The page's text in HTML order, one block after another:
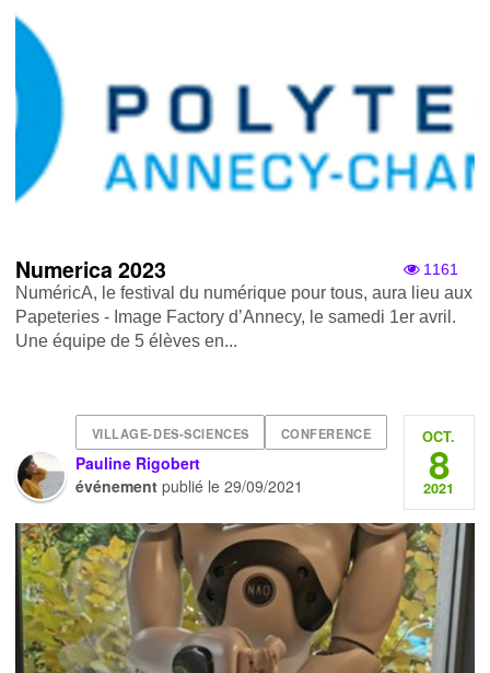
1161
Numerica 2023
NuméricA, le festival du numérique pour tous, aura lieu aux
Papeteries - Image Factory d’Annecy, le samedi 1er avril.
Une équipe de 5 élèves en...
VILLAGE-DES-SCIENCES CONFERENCE
Pauline Rigobert
événement publié le29/09/2021
OCT.
8
2021